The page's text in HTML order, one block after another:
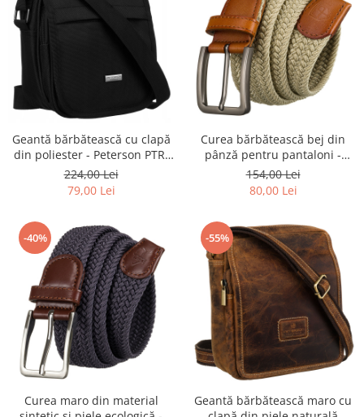
Geantă bărbătească cu clapă
din poliester - Peterson PTR-
PTN 6524-5765 BL
224,00 Lei
79,00 Lei
Curea bărbătească bej din
pânză pentru pantaloni -
Peterson PTR-PTN PAR-S-115
BE-CA
154,00 Lei
80,00 Lei
-40%
Curea maro din material
-55%
Geantă bărbătească maro cu